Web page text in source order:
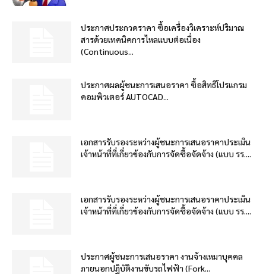
ประกาศประกวดราคา ซื้อเครื่องวิเคราะห์ปริมาณ
สารด้วยเทคนิคการไหลแบบต่อเนื่อง
(Continuous...
ประกาศผลผู้ชนะการเสนอราคา ซื้อสิทธิโปรแกรม
คอมพิวเตอร์ AUTOCAD...
เอกสารรับรองระหว่างผู้ชนะการเสนอราคาประเมิน
เจ้าหน้าที่ที่เกี่ยวข้องกับการจัดซื้อจัดจ้าง (แบบ รร....
เอกสารรับรองระหว่างผู้ชนะการเสนอราคาประเมิน
เจ้าหน้าที่ที่เกี่ยวข้องกับการจัดซื้อจัดจ้าง (แบบ รร....
ประกาศผู้ชนะการเสนอราคา งานจ้างเหมาบุคคล
ภายนอกปฏิบัติงานขับรถไฟฟ้า (Fork...